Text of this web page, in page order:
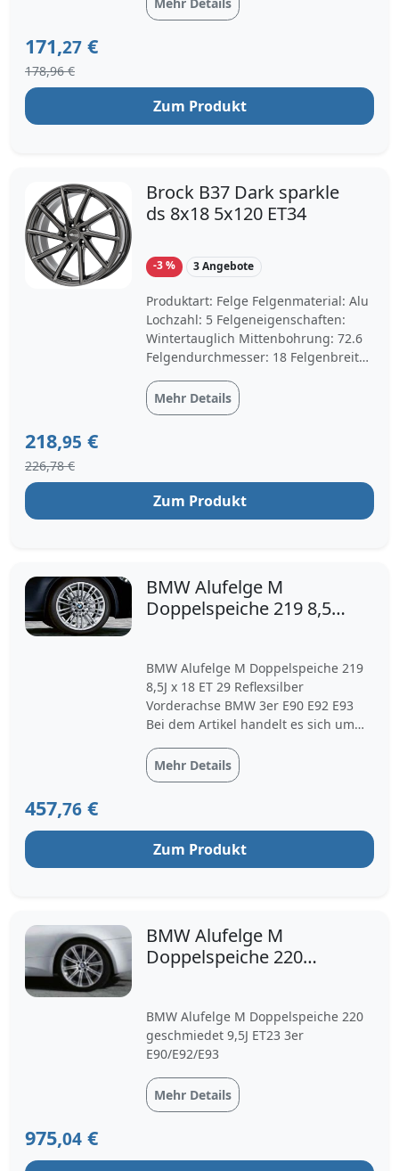
Felgenfarbe: dark sparkle
171,27 €
178,96 €
Zum Produkt
Brock B37 Dark sparkle
ds 8x18 5x120 ET34
-3 % 3 Angebote
Produktart: Felge Felgenmaterial: Alu
Lochzahl: 5 Felgeneigenschaften:
Wintertauglich Mittenbohrung: 72.6
Felgendurchmesser: 18 Felgenbreite:
Einpresstiefe: 34 Felgenfarbe: dark
sparkle
Mehr Details
218,95 €
226,78 €
Zum Produkt
BMW Alufelge M
Doppelspeiche 219 8,5J
BMW Alufelge M Doppelspeiche 219
8,5J x 18 ET 29 Reflexsilber
Vorderachse BMW 3er E90 E92 E93
Bei dem Artikel handelt es sich um
Vorderachse.
Mehr Details
457,76 €
Zum Produkt
BMW Alufelge M
Doppelspeiche 220
BMW Alufelge M Doppelspeiche 220
geschmiedet 9,5J ET23 3er
E90/E92/E93
Mehr Details
975,04 €